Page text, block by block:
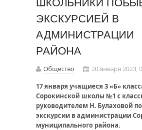
ШКОЛЬНИКИ
ЭКСКУРСИЕЙ В
АДМИНИСТРАЦИИ
РАЙОНА
Общество
20 января 2023,
17 января учащиеся 3 «Б»
Сорокинской школы №1 с
руководителем Н. Булаховой
экскурсии в администрации
муниципального района.